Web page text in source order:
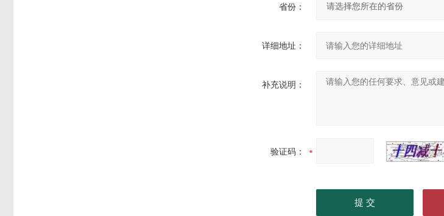
省份：
详细地址：
补充说明：
验证码：